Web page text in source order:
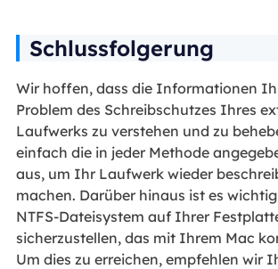
Schlussfolgerung
Wir hoffen, dass die Informationen
Problem des Schreibschutzes Ihres
Laufwerks zu verstehen und zu
einfach die in jeder Methode
aus, um Ihr Laufwerk wieder
machen. Darüber hinaus ist es
NTFS-Dateisystem auf Ihrer
sicherzustellen, das mit Ihrem Mac
Um dies zu erreichen, empfehlen wir